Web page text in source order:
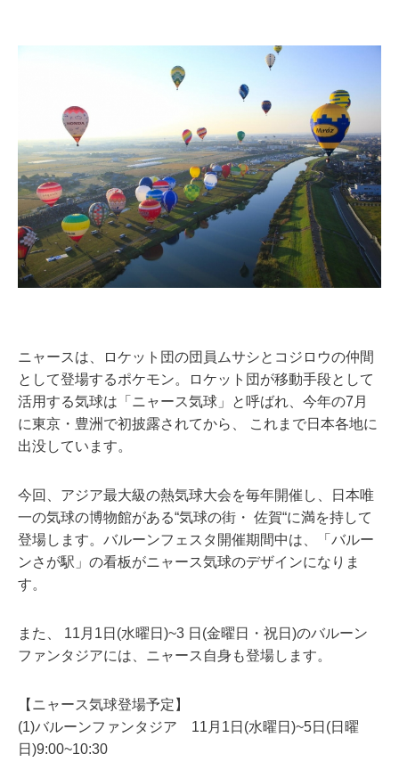
ニャースは、ロケット団の団員ムサシとコジロウの仲間
として登場するポケモン。ロケット団が移動手段として
活用する気球は「ニャース気球」と呼ばれ、今年の7月
に東京・豊洲で初披露されてから、 これまで日本各地に
出没しています。
今回、アジア最大級の熱気球大会を毎年開催し、日本唯
一の気球の博物館がある“気球の街・ 佐賀“に満を持して
登場します。バルーンフェスタ開催期間中は、「バルー
ンさが駅」の看板がニャース気球のデザインになりま
す。
また、 11月1日(水曜日)~3 日(金曜日・祝日)のバルーン
ファンタジアには、ニャース自身も登場します。
【ニャース気球登場予定】
(1)バルーンファンタジア 11月1日(水曜日)~5日(日曜
日)9:00~10:30